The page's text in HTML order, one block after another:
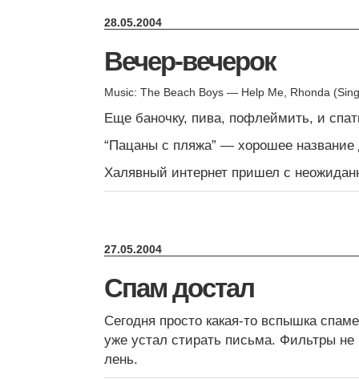
28.05.2004
Вечер-вечерок
Music: The Beach Boys — Help Me, Rhonda
Еще баночку, пива, пофлеймить, и
“Пацаны с пляжа” — хорошее название
Халявный интернет пришел с
27.05.2004
Спам достал
Сегодня просто какая-то вспышка
уже устал стирать письма. Фильтры не
лень.